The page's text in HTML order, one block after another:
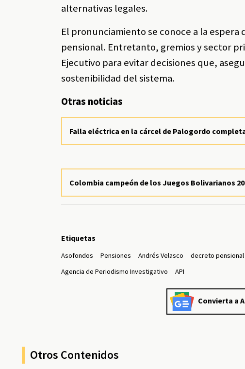
alternativas legales.
El pronunciamiento se conoce a la
pensional. Entretanto, gremios y sector
Ejecutivo para evitar decisiones que,
sostenibilidad del sistema.
Otras noticias
Falla eléctrica en la cárcel de Palogordo
Colombia campeón de los Juegos Bolivarianos
Etiquetas
Asofondos Pensiones Andrés Velasco decreto pensional
Agencia de Periodismo Investigativo
API
Convierta a
Otros Contenidos